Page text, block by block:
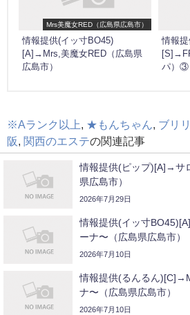
Mrs美魔女RED（広島県広島市）
情報提供(イッ寸BO45)
[A]→Mrs,美魔女RED（広島県
広島市）
情報
パ）③
※Aランク以上 ★もんちゃん ブリ
阪
関西のエステの関連記事
情報提供(ピップ)[A]→サ
県広島市）
2026年7月29日
情報提供(イッ寸
ーナ〜（広島県広島市）
2026年7月10日
情報提供(るんるん
ナ〜（広島県広島市）
2026年7月10日